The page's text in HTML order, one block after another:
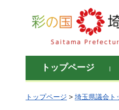
彩の国 埼玉県
トップページ
トップページ > 埼玉県議会ト